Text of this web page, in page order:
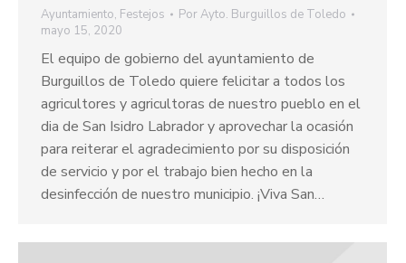
Ayuntamiento, Festejos PorAyto. Burguillos de Toledo
mayo 15, 2020
El equipo de gobierno del ayuntamiento de
Burguillos de Toledo quiere felicitar a todos los
agricultores y agricultoras de nuestro pueblo en el
dia de San Isidro Labrador y aprovechar la ocasión
para reiterar el agradecimiento por su disposición
de servicio y por el trabajo bien hecho en la
desinfección de nuestro municipio. ¡Viva San…